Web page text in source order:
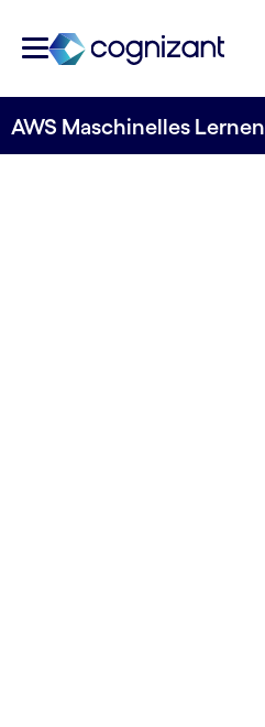
AWS Maschinelles Lernen